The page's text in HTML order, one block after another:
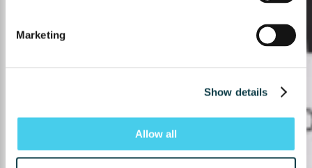
Marketing
Show details
Allow all